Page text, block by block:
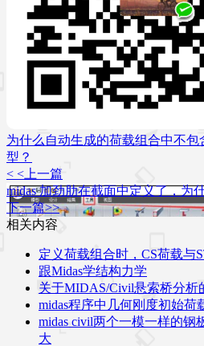
为什么自动生成的荷载组合中不包
型？
< <上一篇
midas 加劲肋在截面中定义了，为
下一篇>>
相关内容
定义荷载组合时，CS荷载与
跟Midas学结构力学
关于MIDAS/Civil悬索桥分析
midas程序中几何刚度初始荷
midas civil两个一模一样的钢
大